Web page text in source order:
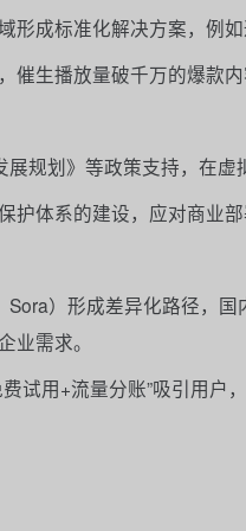
形成标准化解决方案，例
催生播放量破千万的爆款内
展规划》等政策支持，在
护体系的建设，应对商业部
Sora）形成差异化路径，国
业需求。
试用+流量分账”吸引用户